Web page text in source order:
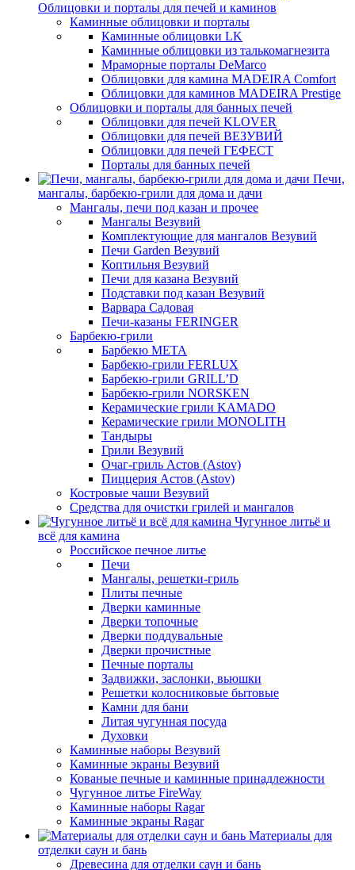
Облицовки и порталы для печей и каминов
Каминные облицовки и порталы
Каминные облицовки LK
Каминные облицовки из талькомагнезита
Мраморные порталы DeMarco
Облицовки для камина MADEIRA Comfort
Облицовки для каминов MADEIRA Prestige
Облицовки и порталы для банных печей
Облицовки для печей KLOVER
Облицовки для печей ВЕЗУВИЙ
Облицовки для печей ГЕФЕСТ
Порталы для банных печей
Печи,
мангалы, барбекю-грили для дома и дачи
Мангалы, печи под казан и прочее
Мангалы Везувий
Комплектующие для мангалов Везувий
Печи Garden Везувий
Коптильня Везувий
Печи для казана Везувий
Подставки под казан Везувий
Варвара Садовая
Печи-казаны FERINGER
Барбекю-грили
Барбекю МЕТА
Барбекю-грили FERLUX
Барбекю-грили GRILL’D
Барбекю-грили NORSKEN
Керамические грили KAMADO
Керамические грили MONOLITH
Тандыры
Грили Везувий
Очаг-гриль Астов (Astov)
Пиццерия Астов (Astov)
Костровые чаши Везувий
Средства для очистки грилей и мангалов
Чугунное литьё и
всё для камина
Российское печное литье
Печи
Мангалы, решетки-гриль
Плиты печные
Дверки каминные
Дверки топочные
Дверки поддувальные
Дверки прочистные
Печные порталы
Задвижки, заслонки, вьюшки
Решетки колосниковые бытовые
Камни для бани
Литая чугунная посуда
Духовки
Каминные наборы Везувий
Каминные экраны Везувий
Кованые печные и каминные принадлежности
Чугунное литье FireWay
Каминные наборы Ragar
Каминные экраны Ragar
Материалы для
отделки саун и бань
Древесина для отделки саун и бань